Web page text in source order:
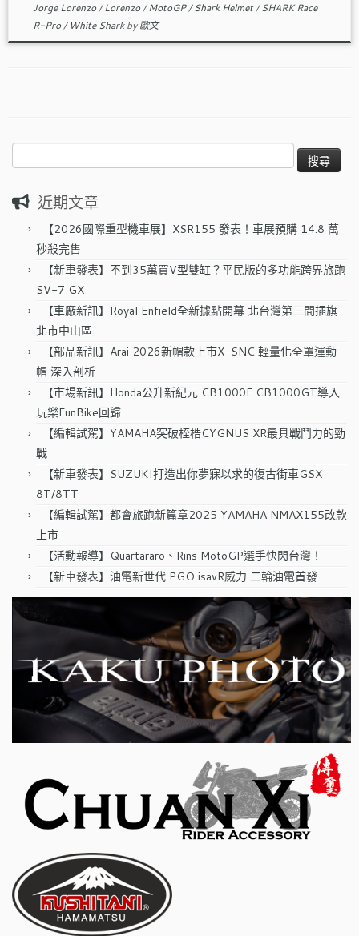
Jorge Lorenzo/Lorenzo/MotoGP/Shark Helmet/SHARK Race
R-Pro/ White Sharkby歐文
尋
鍵
近期文章
【2026國際重型機車展】XSR155 發表！車展預購 14.8 萬
秒殺完售
【新車發表】不到35萬買V型雙缸？平民版的多功能跨界旅跑
SV-7 GX
【車廠新訊】Royal Enfield全新據點開幕 北台灣第三間插旗
北市中山區
【部品新訊】Arai 2026新帽款上市X-SNC 輕量化全罩運動
帽 深入剖析
【市場新訊】Honda公升新紀元 CB1000F CB1000GT導入
玩樂FunBike回歸
【編輯試駕】YAMAHA突破桎梏CYGNUS XR最具戰鬥力的勁
戰
【新車發表】SUZUKI打造出你夢寐以求的復古街車GSX
8T/8TT
【編輯試駕】都會旅跑新篇章2025 YAMAHA NMAX155改款
上市
【活動報導】Quartararo、Rins MotoGP選手快閃台灣！
【新車發表】油電新世代 PGO isavR威力 二輪油電首發